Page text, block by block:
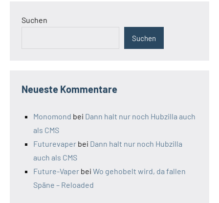
Suchen
Suchen
Neueste Kommentare
Monomond bei Dann halt nur noch Hubzilla auch
als CMS
Futurevaper bei Dann halt nur noch Hubzilla
auch als CMS
Future-Vaper bei Wo gehobelt wird, da fallen
Späne – Reloaded